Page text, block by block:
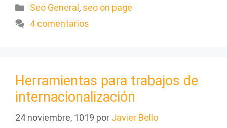
Categorías
Seo General , seo on page
4 comentarios
Herramientas para trabajos de
internacionalización
24 noviembre, 1019 por Javier Bello